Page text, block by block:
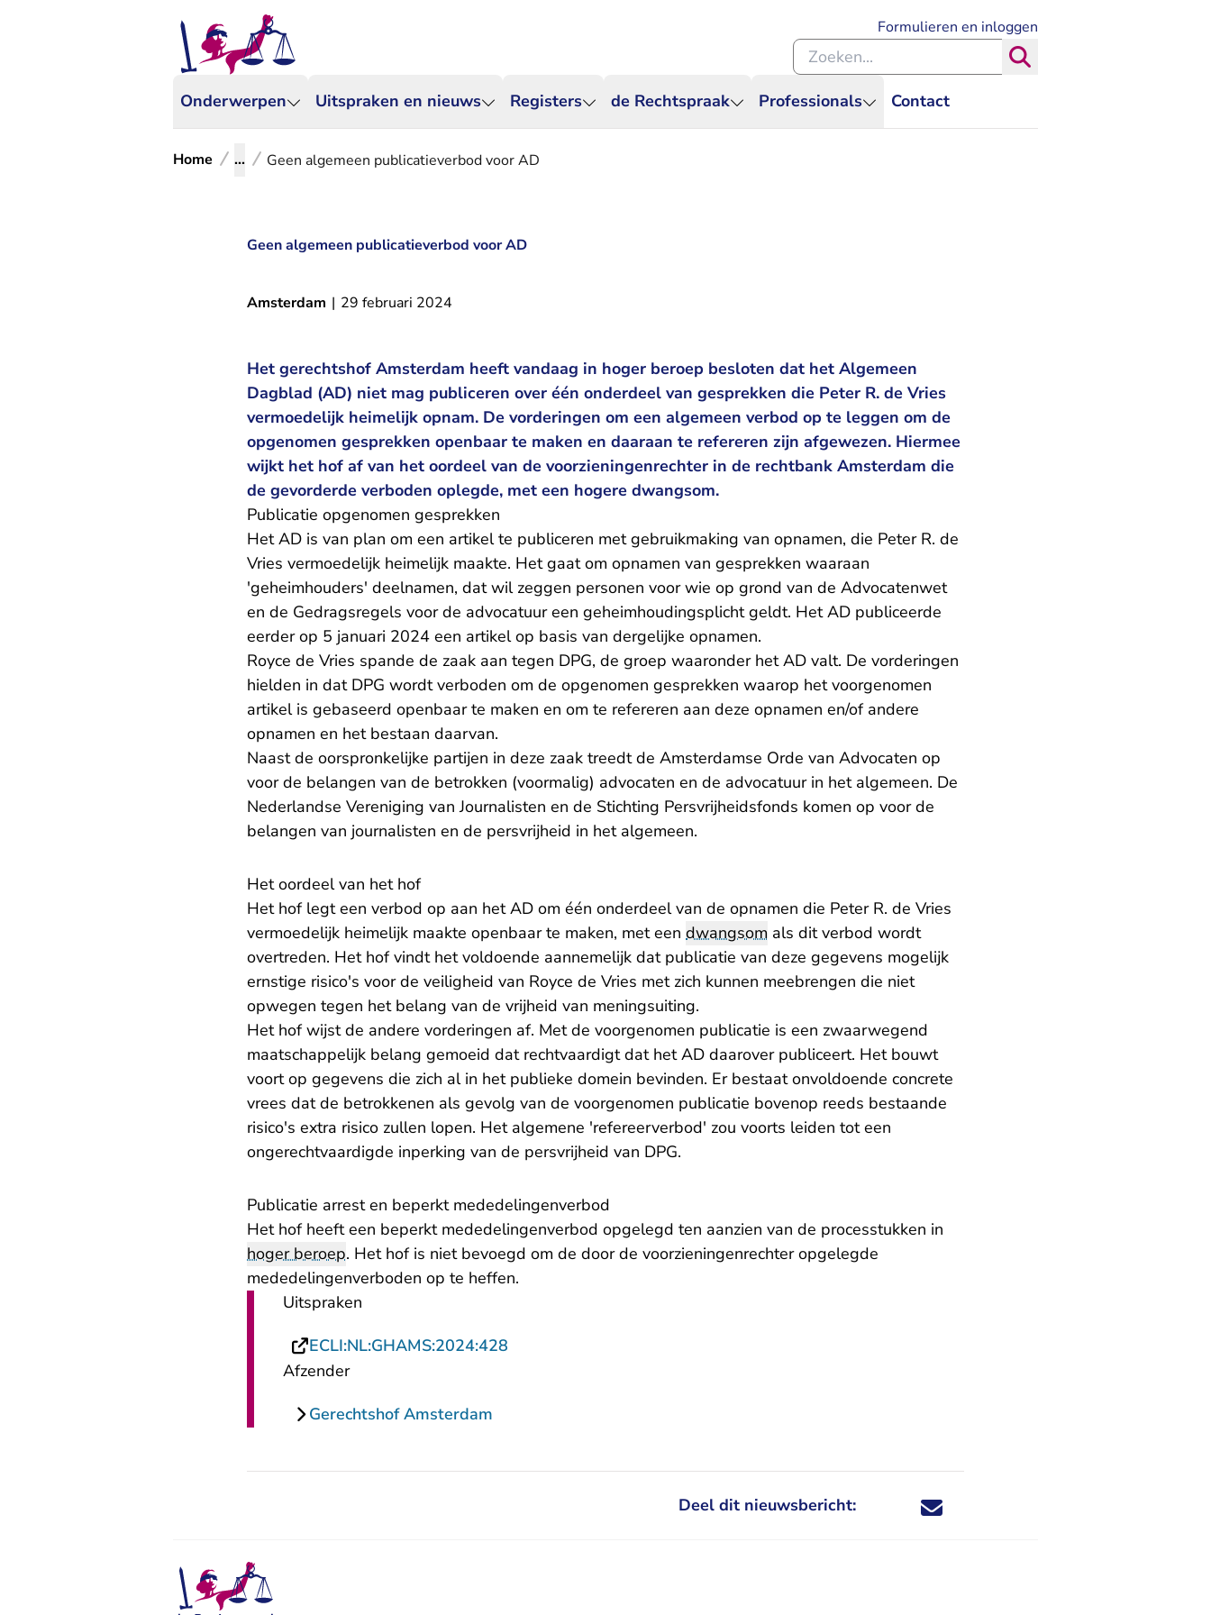
Onderwerpen Uitspraken en nieuws Registers de Rechtspraak Professionals Contact
Formulieren en inloggen
Zoeken binnen de Rechtspraak
Home ... Geen algemeen publicatieverbod voor AD
Geen algemeen publicatieverbod voor AD
Amsterdam | 29 februari 2024
Het gerechtshof Amsterdam heeft vandaag in hoger beroep besloten dat het Algemeen
Dagblad (AD) niet mag publiceren over één onderdeel van gesprekken die Peter R. de Vries
vermoedelijk heimelijk opnam. De vorderingen om een algemeen verbod op te leggen om de
opgenomen gesprekken openbaar te maken en daaraan te refereren zijn afgewezen. Hiermee
wijkt het hof af van het oordeel van de voorzieningenrechter in de rechtbank Amsterdam die
de gevorderde verboden oplegde, met een hogere dwangsom.
Publicatie opgenomen gesprekken
Het AD is van plan om een artikel te publiceren met gebruikmaking van opnamen, die Peter R. de
Vries vermoedelijk heimelijk maakte. Het gaat om opnamen van gesprekken waaraan
'geheimhouders' deelnamen, dat wil zeggen personen voor wie op grond van de Advocatenwet
en de Gedragsregels voor de advocatuur een geheimhoudingsplicht geldt. Het AD publiceerde
eerder op 5 januari 2024 een artikel op basis van dergelijke opnamen.
Royce de Vries spande de zaak aan tegen DPG, de groep waaronder het AD valt. De vorderingen
hielden in dat DPG wordt verboden om de opgenomen gesprekken waarop het voorgenomen
artikel is gebaseerd openbaar te maken en om te refereren aan deze opnamen en/of andere
opnamen en het bestaan daarvan.
Naast de oorspronkelijke partijen in deze zaak treedt de Amsterdamse Orde van Advocaten op
voor de belangen van de betrokken (voormalig) advocaten en de advocatuur in het algemeen. De
Nederlandse Vereniging van Journalisten en de Stichting Persvrijheidsfonds komen op voor de
belangen van journalisten en de persvrijheid in het algemeen.
Het oordeel van het hof
Het hof legt een verbod op aan het AD om één onderdeel van de opnamen die Peter R. de Vries
vermoedelijk heimelijk maakte openbaar te maken, met een dwangsom als dit verbod wordt
overtreden. Het hof vindt het voldoende aannemelijk dat publicatie van deze gegevens mogelijk
ernstige risico's voor de veiligheid van Royce de Vries met zich kunnen meebrengen die niet
opwegen tegen het belang van de vrijheid van meningsuiting.
Het hof wijst de andere vorderingen af. Met de voorgenomen publicatie is een zwaarwegend
maatschappelijk belang gemoeid dat rechtvaardigt dat het AD daarover publiceert. Het bouwt
voort op gegevens die zich al in het publieke domein bevinden. Er bestaat onvoldoende concrete
vrees dat de betrokkenen als gevolg van de voorgenomen publicatie bovenop reeds bestaande
risico's extra risico zullen lopen. Het algemene 'refereerverbod' zou voorts leiden tot een
ongerechtvaardigde inperking van de persvrijheid van DPG.
Publicatie arrest en beperkt mededelingenverbod
Het hof heeft een beperkt mededelingenverbod opgelegd ten aanzien van de processtukken in
hoger beroep. Het hof is niet bevoegd om de door de voorzieningenrechter opgelegde
mededelingenverboden op te heffen.
Uitspraken
ECLI:NL:GHAMS:2024:428
Afzender
Gerechtshof Amsterdam
Deel dit nieuwsbericht: Deel dit nieuwsbericht via X - U verlaat
Deel dit nieuwsbericht via Facebook - U
Deel dit nieuwsbericht via e-mail
Deel dit nieuwsbericht via LinkedIn - U